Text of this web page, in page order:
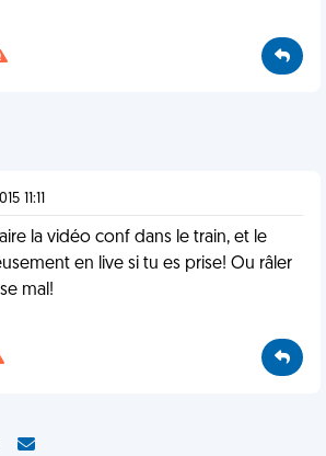
11:11
la vidéo conf dans le train, et le
en live si tu es prise! Ou râler
mal!